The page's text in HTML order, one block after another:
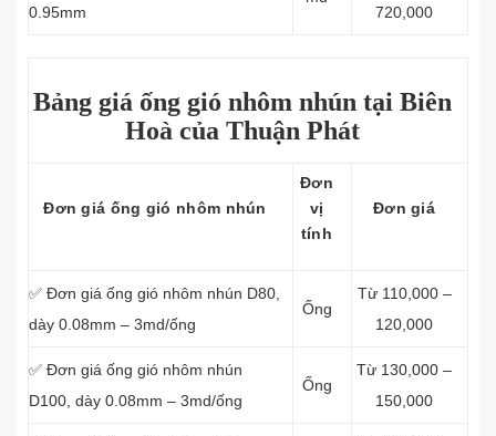
0.95mm
720,000
Bảng giá ống gió nhôm nhún tại Biên
Hoà của Thuận Phát
Đơn giá ống gió nhôm nhún
Đơn
vị
tính
Đơn giá
✅ Đơn giá ống gió nhôm nhún D80,
dày 0.08mm – 3md/ống
Ống
Từ 110,000 –
120,000
✅ Đơn giá ống gió nhôm nhún
D100, dày 0.08mm – 3md/ống
Ống
Từ 130,000 –
150,000